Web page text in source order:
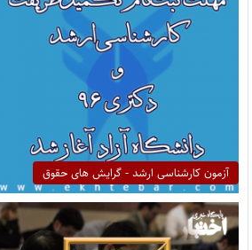
آزمون کارشناسی ارشد - گرایش های حقوق